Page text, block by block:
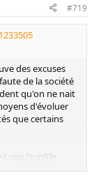
#719
des excuses
de la société
qu'on ne nait
d'évoluer
que certains
[sup](le
de gendarmerie